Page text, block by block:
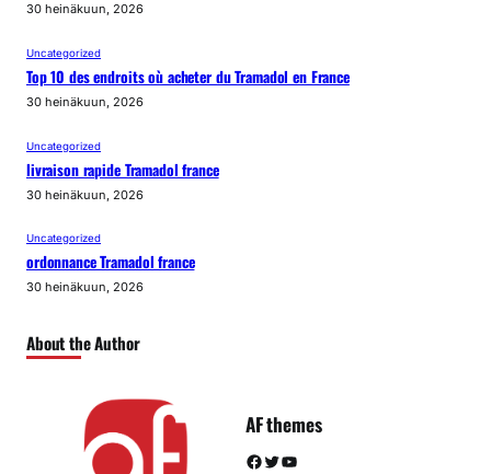
30 heinäkuun, 2026
Uncategorized
Top 10 des endroits où acheter du Tramadol en France
30 heinäkuun, 2026
Uncategorized
livraison rapide Tramadol france
30 heinäkuun, 2026
Uncategorized
ordonnance Tramadol france
30 heinäkuun, 2026
About the Author
AF themes
Facebook Twitter YouTube